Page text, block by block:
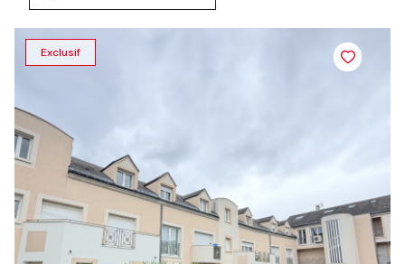
Exclusif